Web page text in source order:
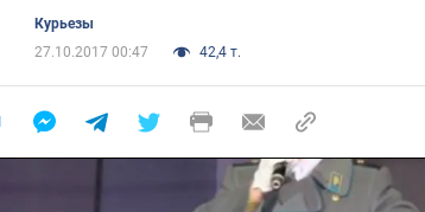
Курьезы
27.10.2017 00:47
42,4 т.